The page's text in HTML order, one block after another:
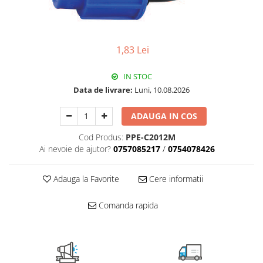
Pachet Centrale Termice
Accesorii centrale pe GAZ si GPL
Centrale termice electrice
Convectoare pe gaz si convectoare
Seminee pe lemne
Radiatoare/Calorifere din otel
Radiatoare/Calorifere Copa
1,83 Lei
IN STOC
Data de livrare: Luni, 10.08.2026
ADAUGA IN COS
Cod Produs: PPE-C2012M
Ai nevoie de ajutor? 0757085217 / 0754078426
Adauga la Favorite Cere informatii
Comanda rapida